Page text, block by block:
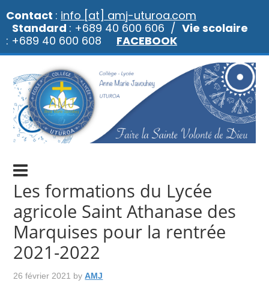
Les formations du Lycée
agricole Saint Athanase des
Marquises pour la rentrée
2021-2022
26 février 2021 byAMJ
Contact : info [at] amj-uturoa.com
Standard : +689 40 600 606 / Vie scolaire
: +689 40 600 608 FACEBOOK